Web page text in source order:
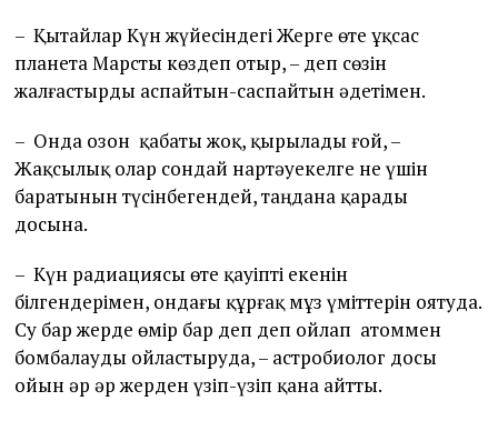
– Қытайлар Күн жүйесіндегі Жерге өте ұқсас
планета Марсты көздеп отыр, – деп сөзін
жалғастырды аспайтын-саспайтын әдетімен.
– Онда озон қабаты жоқ, қырылады ғой, –
Жақсылық олар сондай нартәуекелге не үшін
баратынын түсінбегендей, таңдана қарады
досына.
– Күн радиациясы өте қауіпті екенін
білгендерімен, ондағы құрғақ мұз үміттерін оятуда.
Су бар жерде өмір бар деп деп ойлап атоммен
бомбалауды ойластыруда, – астробиолог досы
ойын әр әр жерден үзіп-үзіп қана айтты.